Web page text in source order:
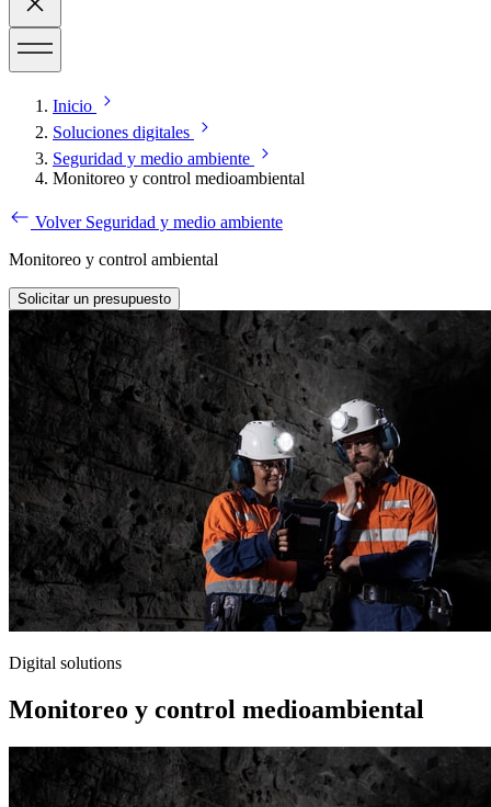
Inicio
Soluciones digitales
Seguridad y medio ambiente
Monitoreo y control medioambiental
Volver Seguridad y medio ambiente
Monitoreo y control ambiental
Solicitar un presupuesto
Digital solutions
Monitoreo y control medioambiental